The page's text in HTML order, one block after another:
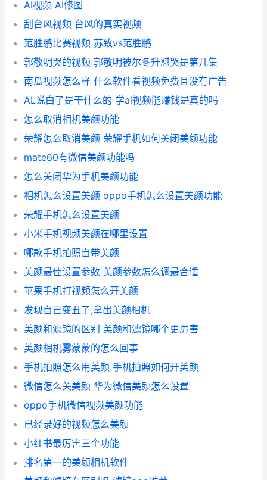
AI视频 AI修图
刮台风视频 台风的真实视频
范胜鹏比赛视频 苏致vs范胜鹏
郭敬明哭的视频 郭敬明被尔冬升怼哭是第几集
南瓜视频怎么样 什么软件看视频免费且没有广告
AL说白了是干什么的 学ai视频能赚钱是真的吗
怎么取消相机美颜功能
荣耀怎么取消美颜 荣耀手机如何关闭美颜功能
mate60有微信美颜功能吗
怎么关闭华为手机美颜功能
相机怎么设置美颜 oppo手机怎么设置美颜功能
荣耀手机怎么设置美颜
小米手机视频美颜在哪里设置
哪款手机拍照自带美颜
美颜最佳设置参数 美颜参数怎么调最合适
苹果手机打视频怎么开美颜
发现自己变丑了,拿出美颜相机
美颜和滤镜的区别 美颜和滤镜哪个更厉害
美颜相机雾蒙蒙的怎么回事
手机拍照怎么用美颜 手机拍照如何开美颜
微信怎么关美颜 华为微信美颜怎么设置
oppo手机微信视频美颜功能
已经录好的视频怎么美颜
小红书最厉害三个功能
排名第一的美颜相机软件